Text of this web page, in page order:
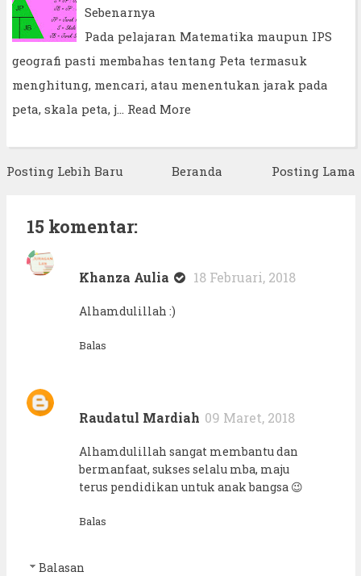
Sebenarnya
Pada pelajaran Matematika maupun IPS
geografi pasti membahas tentang Peta termasuk
menghitung, mencari, atau menentukan jarak pada
peta, skala peta, j…
Read More
Posting Lebih Baru Posting Lama
Beranda
15 komentar:
Khanza Aulia 18 Februari, 2018
Alhamdulillah :)
Balas
Raudatul Mardiah 09 Maret, 2018
Alhamdulillah sangat membantu dan
bermanfaat, sukses selalu mba, maju
terus pendidikan untuk anak bangsa 😉
Balas
Balasan